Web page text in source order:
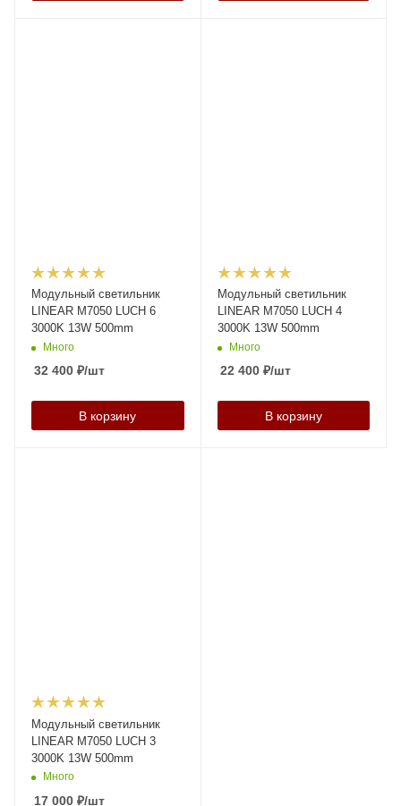
Модульный светильник
LINEAR M7050 LUCH 6
3000K 13W 500mm
Много
32 400 ₽/шт
В корзину
Модульный светильник
LINEAR M7050 LUCH 4
3000K 13W 500mm
Много
22 400₽/шт
В корзину
Модульный светильник
LINEAR M7050 LUCH 3
3000K 13W 500mm
Много
17 000 ₽/шт